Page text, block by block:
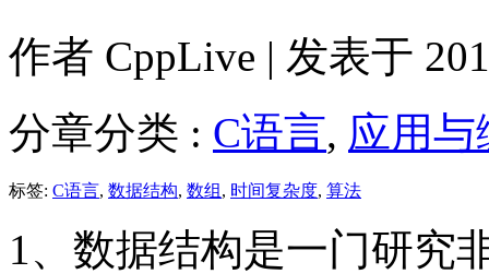
作者 CppLive | 发表于
分章分类 : C语言, 应用与
标签: C语言, 数据结构, 数组 , 时间复杂度, 算法
1、数据结构是一门研究